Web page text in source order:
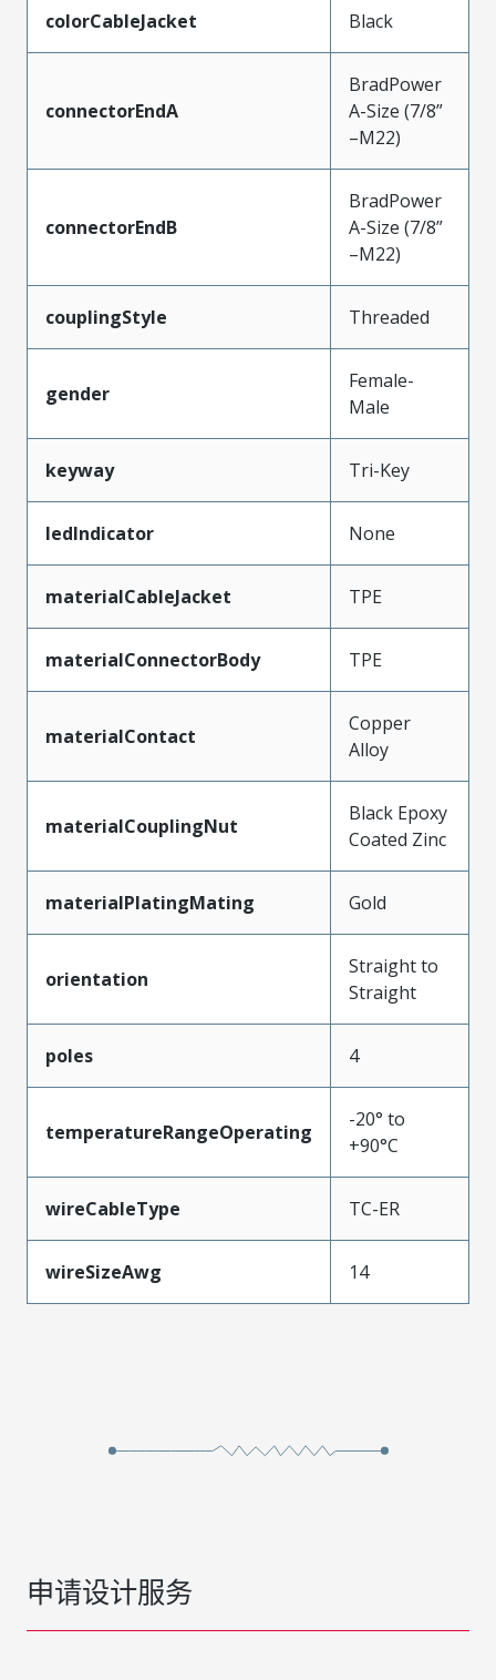
colorCableJacket Black
connectorEndA
BradPower
A-Size (7/8”
–M22)
connectorEndB
BradPower
A-Size (7/8”
–M22)
couplingStyle Threaded
gender
Female-
Male
keyway Tri-Key
ledIndicator None
materialCableJacket TPE
materialConnectorBody TPE
materialContact
Copper
Alloy
materialCouplingNut
Black Epoxy
Coated Zinc
materialPlatingMating Gold
orientation
Straight to
Straight
poles 4
temperatureRangeOperating
-20° to
+90°C
wireCableType TC-ER
wireSizeAwg 14
申请设计服务